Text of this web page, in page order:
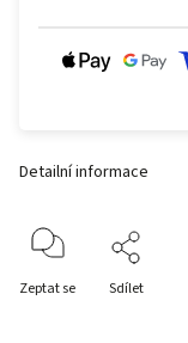
Detailní informace
Zeptat se Sdílet